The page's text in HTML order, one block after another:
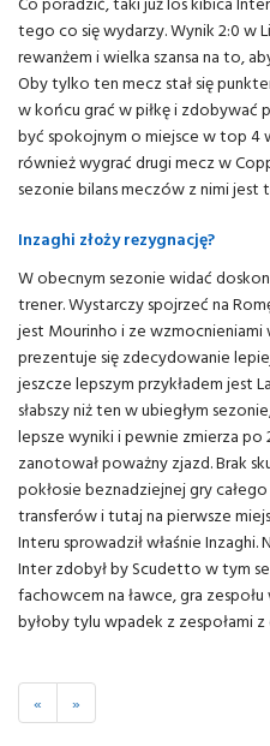
tego co się wydarzy. Wynik 2:0 w
rewanżem i wielka szansa na to,
Oby tylko ten mecz stał się
w końcu grać w piłkę i zdobywać
być spokojnym o miejsce w top 4
również wygrać drugi mecz w
sezonie bilans meczów z nimi jest
Inzaghi złoży rezygnację?
W obecnym sezonie widać
trener. Wystarczy spojrzeć na
jest Mourinho i ze
prezentuje się zdecydowanie
jeszcze lepszym przykładem jest
słabszy niż ten w ubiegłym
lepsze wyniki i pewnie zmierza
zanotował poważny zjazd. Brak
pokłosie beznadziejnej gry
transferów i tutaj na pierwsze
Interu sprowadził właśnie
Inter zdobył by Scudetto w tym
fachowcem na ławce, gra
byłoby tylu wpadek z zespołami z
« »